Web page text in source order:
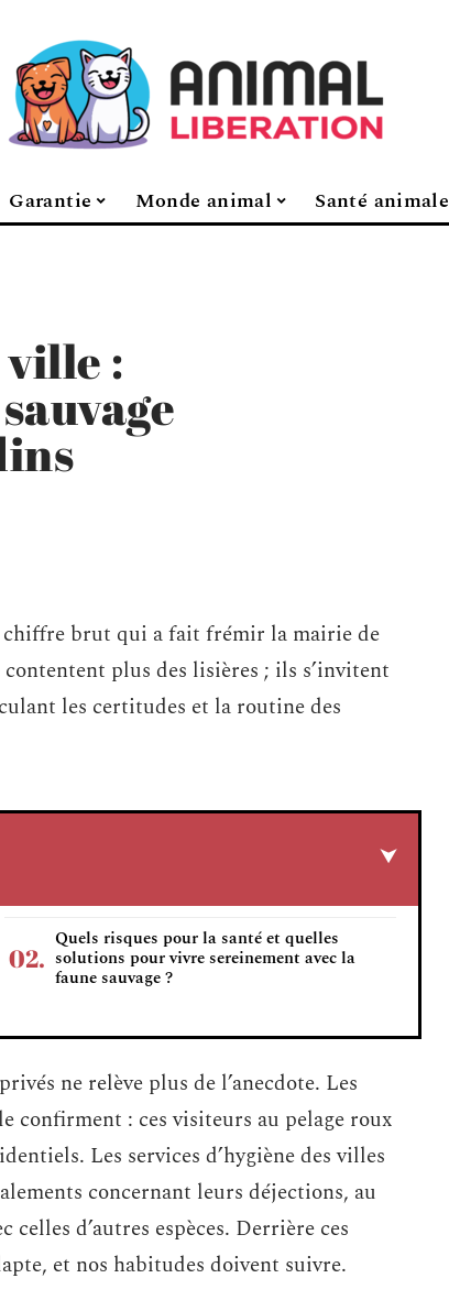
Garantie Monde animal Santé animale
:
chiffre brut qui a fait frémir la mairie de
plus des lisières ; ils s’invitent
les certitudes et la routine des
Quels risques pour la santé et quelles
solutions pour vivre sereinement avec la
faune sauvage ?
ne relève plus de l’anecdote. Les
confirment : ces visiteurs au pelage roux
Les services d’hygiène des villes
concernant leurs déjections, au
d’autres espèces. Derrière ces
et nos habitudes doivent suivre.